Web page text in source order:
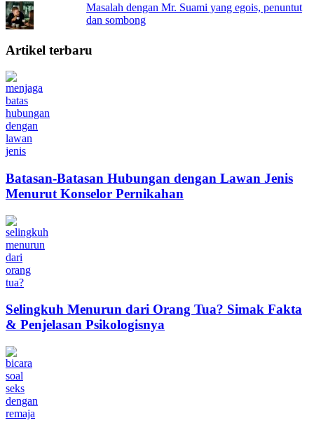
Masalah dengan Mr. Suami yang egois, penuntut
dan sombong
Artikel terbaru
Batasan-Batasan Hubungan dengan Lawan Jenis
Menurut Konselor Pernikahan
Selingkuh Menurun dari Orang Tua? Simak Fakta
& Penjelasan Psikologisnya